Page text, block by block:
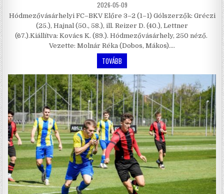
2026-05-09
Hódmezővásárhelyi FC–BKV Előre 3–2 (1–1) Gólszerzők: Gréczi
(25.), Hajnal (50., 58.), ill. Reizer D. (40.), Lettner
(67.).Kiállítva: Kovács K. (89.). Hódmezővásárhely, 250 néző.
Vezette: Molnár Réka (Dobos, Mákos)….
TOVÁBB